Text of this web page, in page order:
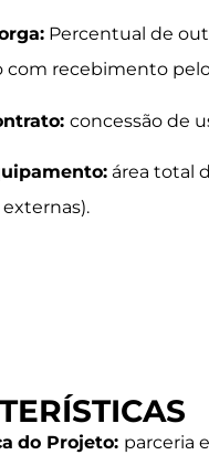
Percentual de
com recebimento
concessão de
área total
do Projeto: parceria